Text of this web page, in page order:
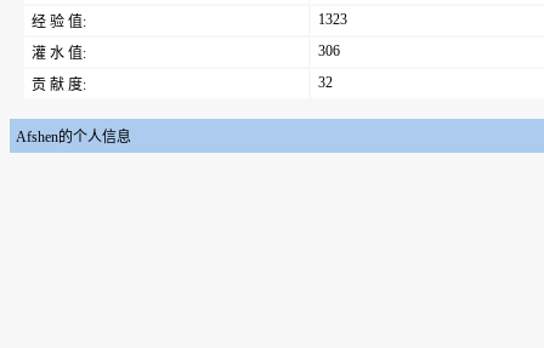
经 验 值:
1323
灌 水 值:
306
贡 献 度:
32
Afshen的个人信息